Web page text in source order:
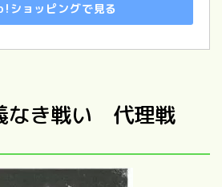
ショッピングで見る
なき戦い 代理戦